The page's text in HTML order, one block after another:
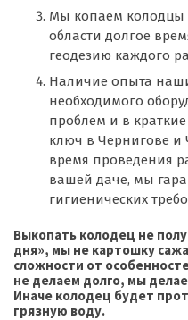
Мы копаем колодцы
области долгое
геодезию каждого
Наличие опыта
необходимого
проблем и в
ключ в Чернигове и
время проведения
вашей даче, мы
гигиенических
Выкопать колодец не
дня», мы не картошку
сложности от
не делаем долго, мы
Иначе колодец будет
грязную воду.